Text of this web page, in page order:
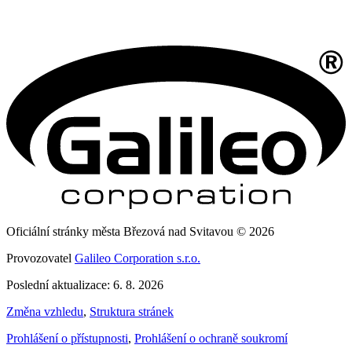
Oficiální stránky města Březová nad Svitavou © 2026
Provozovatel Galileo Corporation s.r.o.
Poslední aktualizace: 6. 8. 2026
Změna vzhledu, Struktura stránek
Prohlášení o přístupnosti, Prohlášení o ochraně soukromí